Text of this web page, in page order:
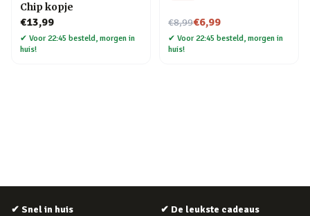
Chip kopje
€13,99
✔ Voor 22:45 besteld, morgen in
huis!
€8,99
Nu voor€6,99
✔ Voor 22:45 besteld, morgen in
huis!
✔ Snel in huis ✔ De leukste cadeaus